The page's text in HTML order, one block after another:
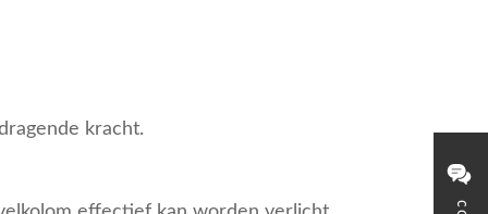
kracht.